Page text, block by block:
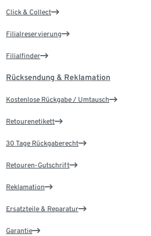
Click & Collect
Filialreservierung
Filialfinder
Rücksendung & Reklamation
Kostenlose Rückgabe / Umtausch
Retourenetikett
30 Tage Rückgaberecht
Retouren-Gutschrift
Reklamation
Ersatzteile & Reparatur
Garantie